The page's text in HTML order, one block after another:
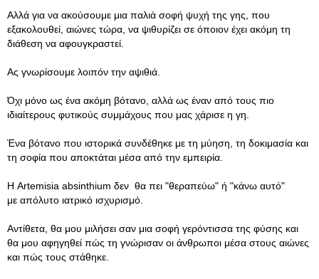
Αλλά για να ακούσουμε μια παλιά σοφή ψυχή της γης, που
εξακολουθεί, αιώνες τώρα, να ψιθυρίζει σε όποιον έχει ακόμη τη
διάθεση να αφουγκραστεί.
Ας γνωρίσουμε λοιπόν την αψιθιά.
Όχι μόνο ως ένα ακόμη βότανο, αλλά ως έναν από τους πιο
ιδιαίτερους φυτικούς συμμάχους που μας χάρισε η γη.
Ένα βότανο που ιστορικά συνδέθηκε με τη μύηση, τη δοκιμασία και
τη σοφία που αποκτάται μέσα από την εμπειρία.
Η Artemisia absinthium δεν θα πει "θεραπεύω" ή "κάνω αυτό"
με απόλυτο ιατρικό ισχυρισμό.
Αντίθετα, θα μου μιλήσει σαν μια σοφή γερόντισσα της φύσης και
θα μου αφηγηθεί πώς τη γνώρισαν οι άνθρωποι μέσα στους αιώνες
και πώς τους στάθηκε.